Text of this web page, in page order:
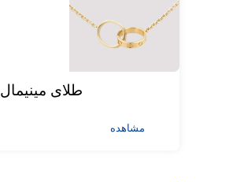
طلای مینیمال
مشاهده